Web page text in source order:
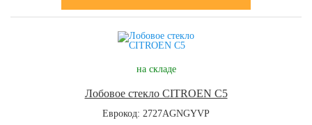
на складе
Лобовое стекло CITROEN C5
Еврокод: 2727AGNGYVP